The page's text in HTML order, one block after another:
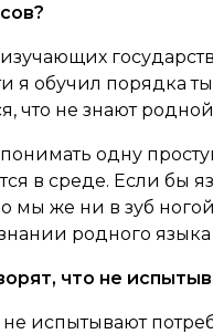
я обучил порядка
что не знают
одну
в среде. Если бы
мы же ни в зуб
родного языка
что не
испытывают